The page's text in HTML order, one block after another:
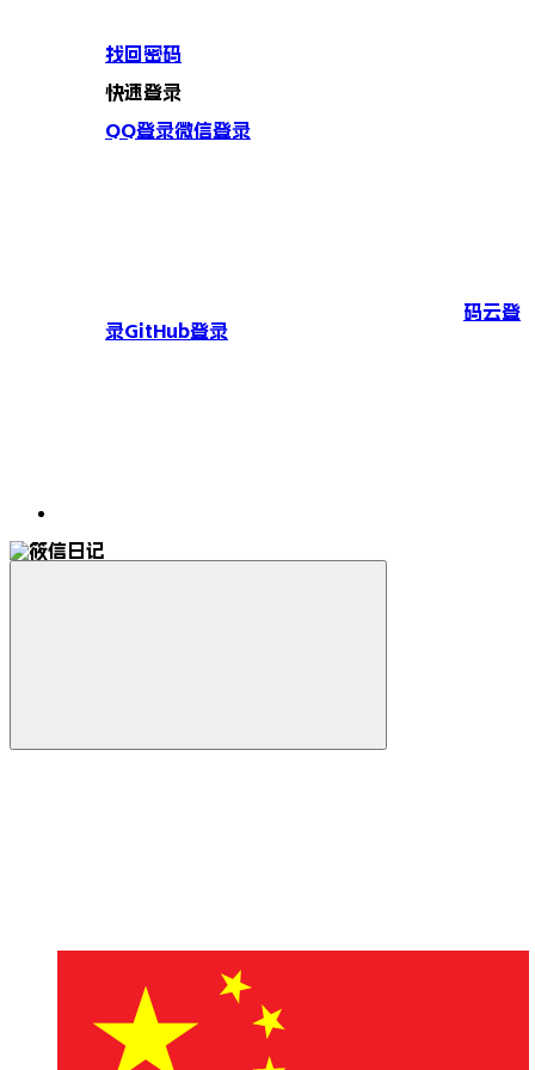
找回密码
快速登录
QQ登录微信登录
码云登
录GitHub登录